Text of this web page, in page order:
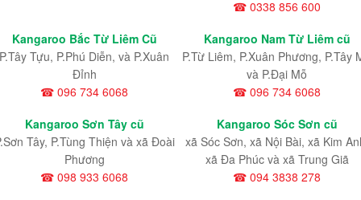
☎ 0338 856 600
Kangaroo Bắc Từ Liêm Cũ
P.Tây Tựu, P.Phú Diễn, và P.Xuân
Đỉnh
☎ 096 734 6068
Kangaroo Nam Từ Liêm cũ
P.Từ Liêm, P.Xuân Phương, P.Tây
và P.Đại Mỗ
☎ 096 734 6068
Kangaroo Sơn Tây cũ
Tây, P.Tùng Thiện và xã Đoài
Phương
☎ 098 933 6068
Kangaroo Sóc Sơn cũ
xã Sóc Sơn, xã Nội Bài, xã Kim
xã Đa Phúc và xã Trung Giã
☎ 094 3838 278